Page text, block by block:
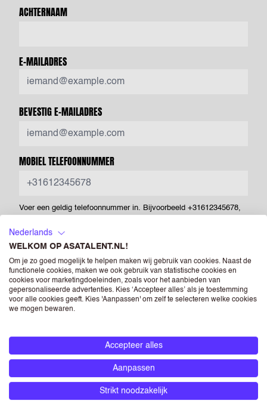
ACHTERNAAM
E-MAILADRES
BEVESTIG E-MAILADRES
MOBIEL TELEFOONNUMMER
Voer een geldig telefoonnummer in. Bijvoorbeeld +31612345678,
LAND
POSTCODE
Drag & Drop je bestanden ofBladeren
Nederlands
WELKOM OP ASATALENT.NL!
Om je zo goed mogelijk te helpen maken wij gebruik van cookies. Naast de
functionele cookies, maken we ook gebruik van statistische cookies en
cookies voor marketingdoeleinden, zoals voor het aanbieden van
gepersonaliseerde advertenties. Kies ‘Accepteer alles’ als je toestemming
voor alle cookies geeft. Kies 'Aanpassen' om zelf te selecteren welke cookies
we mogen bewaren.
Accepteer alles
Aanpassen
Strikt noodzakelijk